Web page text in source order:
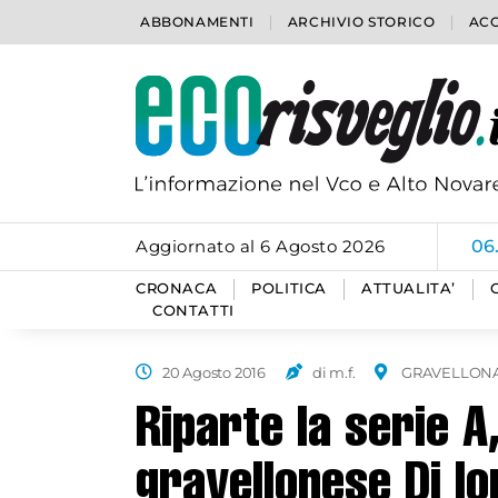
ABBONAMENTI ARCHIVIO STORICO
Aggiornato al 6 Agosto 2026
CRONACA POLITICA ATTUALITA’
CONTATTI
20 Agosto 2016 di m.f.
Riparte la serie